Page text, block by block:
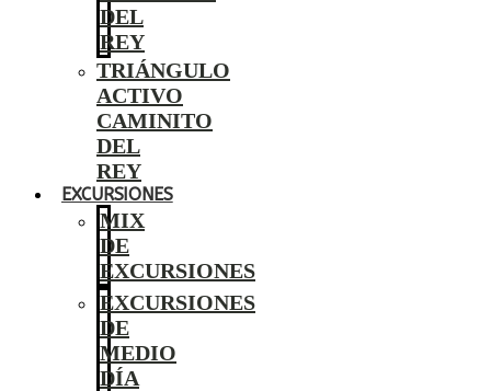
DEL
REY
TRIÁNGULO
ACTIVO
CAMINITO
DEL
REY
EXCURSIONES
MIX
DE
EXCURSIONES
EXCURSIONES
DE
MEDIO
DÍA